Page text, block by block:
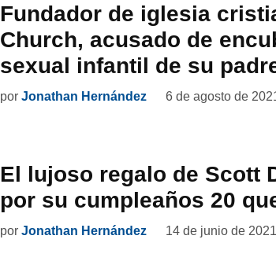
Fundador de iglesia
Church, acusado de
sexual infantil de su
por Jonathan Hernández 6 de agosto de
El lujoso regalo de Scott
por su cumpleaños 20
por Jonathan Hernández 14 de junio de 2021